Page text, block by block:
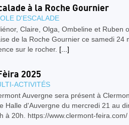
à la Roche Gournier
D'ESCALADE
Claire, Olga, Ombeline et Ruben
de la Roche Gournier ce samedi 24
sur le rocher. [...]
2025
ACTIVITÉS
Auvergne sera présent à
Halle d'Auvergne du mercredi 21 au
à 20h. https://www.clermont-feira.com/